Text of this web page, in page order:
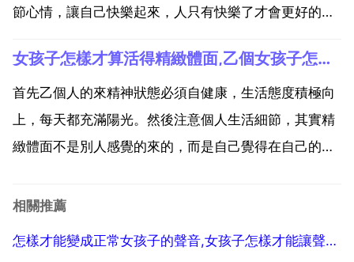
節心情，讓自己快樂起來，人只有快樂了才會更好的解
喜歡的 看看電影，偶像劇，不想聽歌或者看電影的話還
可以出去散散步和朋友約好一起出去玩玩。在無聊的時
候還喜歡...
女孩子怎樣才算活得精緻體面,乙個女孩子怎樣才算活得精緻體面
首先乙個人的來精神狀態必須自健康，生活態度積極向
上，每天都充滿陽光。然後注意個人生活細節，其實精
緻體面不是別人感覺的來的，而是自己覺得在自己的人
可。生活質量根據自己的生活收入水平來解決定。首先
相關推薦
怎樣才能變成正常女孩子的聲音,女孩子怎樣才能讓聲音變娃娃音